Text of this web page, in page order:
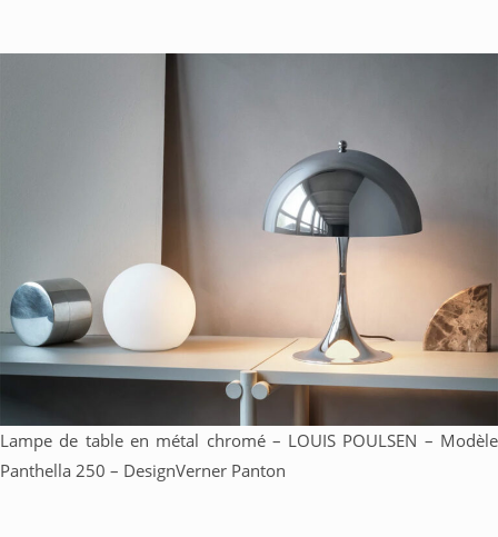
Lampe de table en métal chromé – LOUIS POULSEN – Modèle
Panthella 250 – DesignVerner Panton